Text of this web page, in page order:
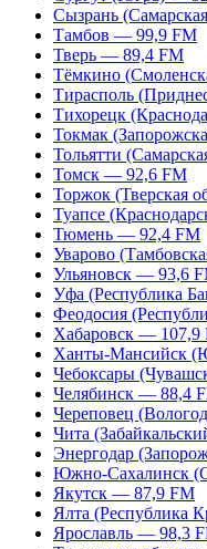
Сызрань
Тамбов — 99,9 FM
Тверь — 89,4 FM
Тёмкино
Тирасполь
Тихорецк
Токмак
Тольятти
Томск — 92,6 FM
Торжок (Тверская
Туапсе
Тюмень — 92,4 FM
Уварово
Ульяновск — 93,6
Уфа (Республика
Феодосия
Хабаровск — 107,9
Ханты-Мансийск
Чебоксары
Челябинск — 88,4
Череповец
Чита
Энергодар
Южно-Сахалинск
Якутск — 87,9 FM
Ялта (Республика
Ярославль — 98,3